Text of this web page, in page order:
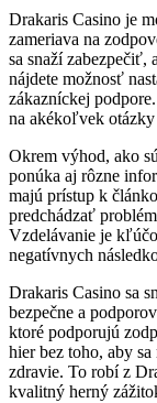
Drakaris Casino je
zameriava na
sa snaží zabezpečiť,
nájdete možnosť
zákazníckej
na akékoľvek
Okrem výhod, ako
ponúka aj rôzne
majú prístup k
predchádzať
Vzdelávanie je
negatívnych
Drakaris Casino sa
bezpečne a
ktoré podporujú
hier bez toho, aby
zdravie. To robí z
kvalitný herný